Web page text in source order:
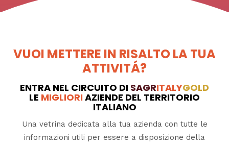
VUOI METTERE IN RISALTO LA TUA
ATTIVITÁ?
ENTRA NEL CIRCUITO DI SAGRITALYGOLD
LE MIGLIORIAZIENDE DEL TERRITORIO
ITALIANO
Una vetrina dedicata alla tua azienda con tutte le
informazioni utili per essere a disposizione della